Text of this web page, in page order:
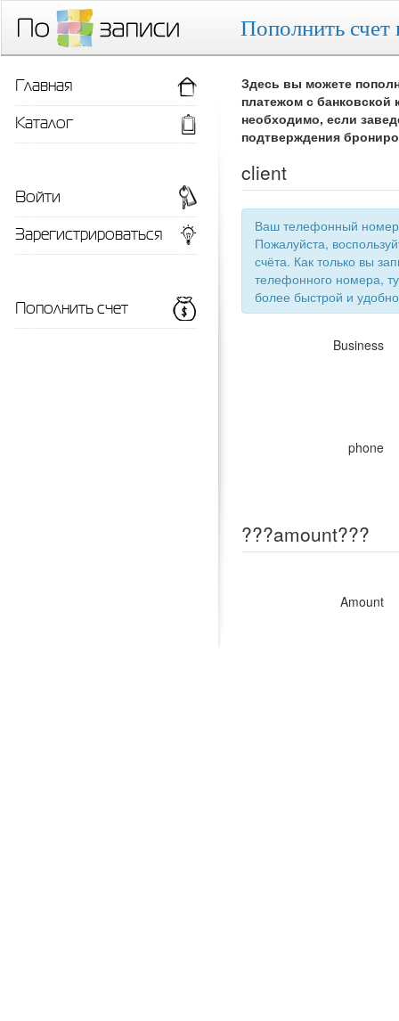
Пополнить счет
Здесь вы можете
платежом с
необходимо, если
подтверждения
client
Ваш телефонный номер
Пожалуйста,
счёта. Как только вы
телефонного номера,
более
Business
phone
???amount???
Amount
Главная
Каталог
Войти
Зарегистрироваться
Пополнить счет